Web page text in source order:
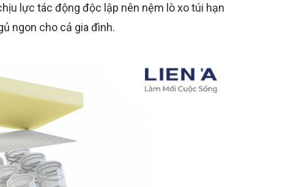
lực tác động độc lập nên nệm lò xo túi hạn
ngon cho cả gia đình.